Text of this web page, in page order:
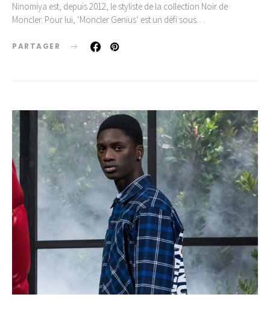
Ninomiya est, depuis 2012, le styliste de la collection Noir de
Moncler. Pour lui, ‘Moncler Genius‘ est un défi sous…
PARTAGER